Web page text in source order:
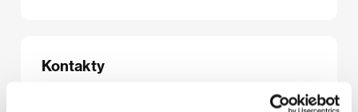
Kontakty